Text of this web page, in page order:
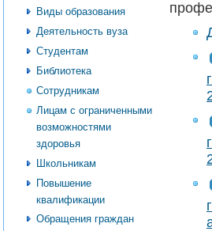
Виды образования
Деятельность вуза
Студентам
Библиотека
Сотрудникам
Лицам с ограниченными
возможностями
здоровья
Школьникам
Повышение
квалификации
Обращения граждан